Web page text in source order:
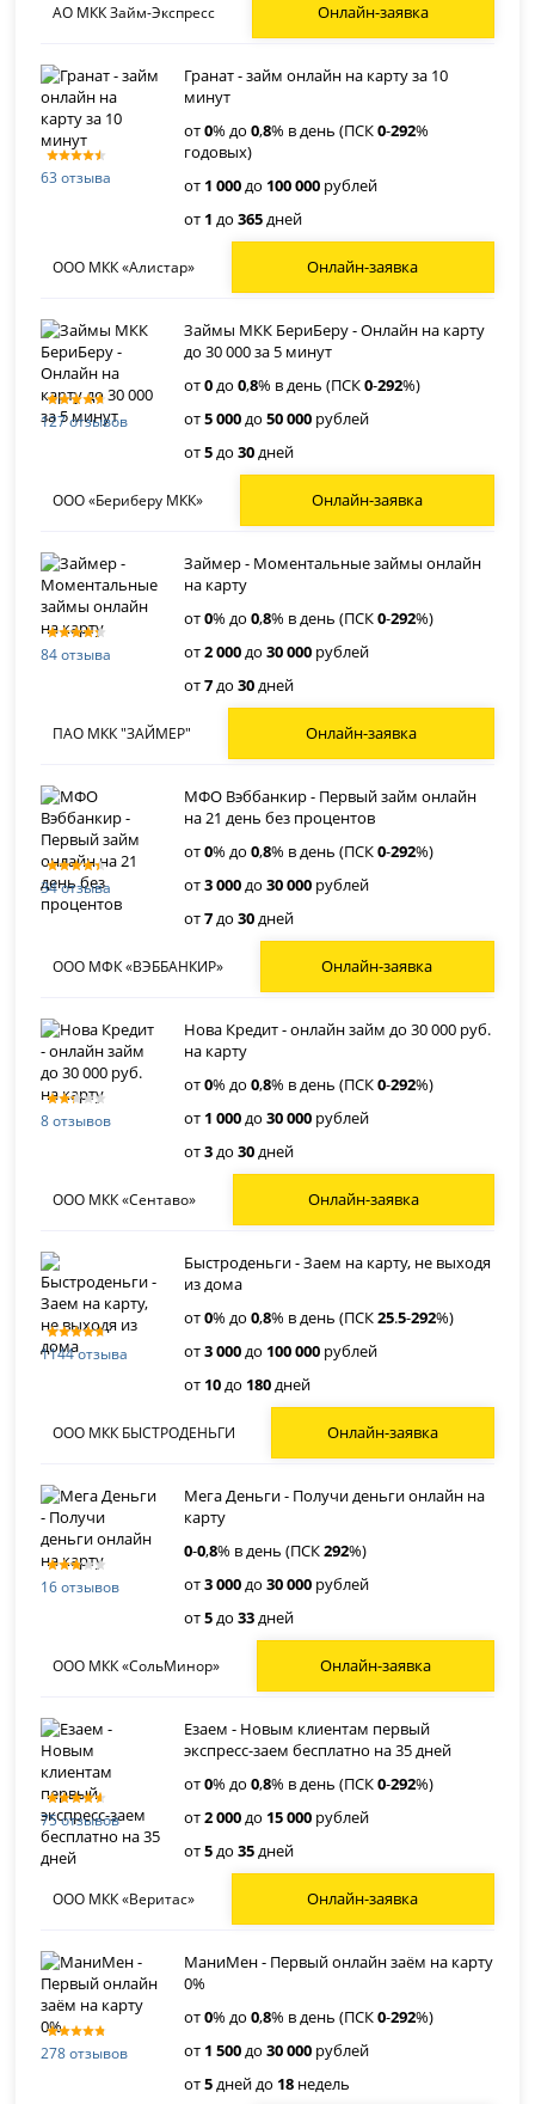
АО МКК Займ-Экспресс Онлайн-заявка
63 отзыва
Гранат - займ онлайн на карту за 10
минут
от0% до0,8% в день (ПСК0-292%
годовых)
от 1 000до 100 000 рублей
от 1 до365дней
ООО МКК «Алистар» Онлайн-заявка
127 отзывов
Займы МКК БериБеру - Онлайн на карту
до 30 000 за 5 минут
от0до0,8% в день (ПСК0-292%)
от5 000до50 000 рублей
от5до30дней
ООО «Бериберу МКК» Онлайн-заявка
84 отзыва
Займер - Моментальные займы онлайн
на карту
от0% до0,8% в день (ПСК0-292%)
от2 000до30 000 рублей
от7до30дней
ПАО МКК "ЗАЙМЕР" Онлайн-заявка
34 отзыва
МФО Вэббанкир - Первый займ онлайн
на 21 день без процентов
от0% до0,8% в день (ПСК0-292%)
от3 000до30 000 рублей
от7до30дней
ООО МФК «ВЭББАНКИР» Онлайн-заявка
8 отзывов
Нова Кредит - онлайн займ до 30 000 руб.
на карту
от0% до0,8% в день (ПСК0-292%)
от 1 000до30 000 рублей
от3до30дней
ООО МКК «Сентаво» Онлайн-заявка
1144 отзыва
Быстроденьги - Заем на карту, не выходя
из дома
от0% до0,8% в день (ПСК25.5-292%)
от3 000до 100 000 рублей
от 10до 180дней
ООО МКК БЫСТРОДЕНЬГИ Онлайн-заявка
16 отзывов
Мега Деньги - Получи деньги онлайн на
карту
0-0,8% в день (ПСК292%)
от3 000до30 000 рублей
от5до33дней
ООО МКК «СольМинор» Онлайн-заявка
75 отзывов
Езаем - Новым клиентам первый
экспресс-заем бесплатно на 35 дней
от0% до0,8% в день (ПСК0-292%)
от2 000до 15 000 рублей
от5до35дней
ООО МКК «Веритас» Онлайн-заявка
278 отзывов
МаниМен - Первый онлайн заём на карту
0%
от0% до0,8% в день (ПСК0-292%)
от 1 500до30 000 рублей
от5дней до 18 недель